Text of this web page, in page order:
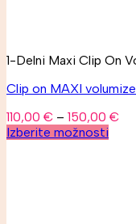
1-Delni Maxi Clip On
Clip on MAXI
110,00 € – 150,00 €
Izberite možnosti